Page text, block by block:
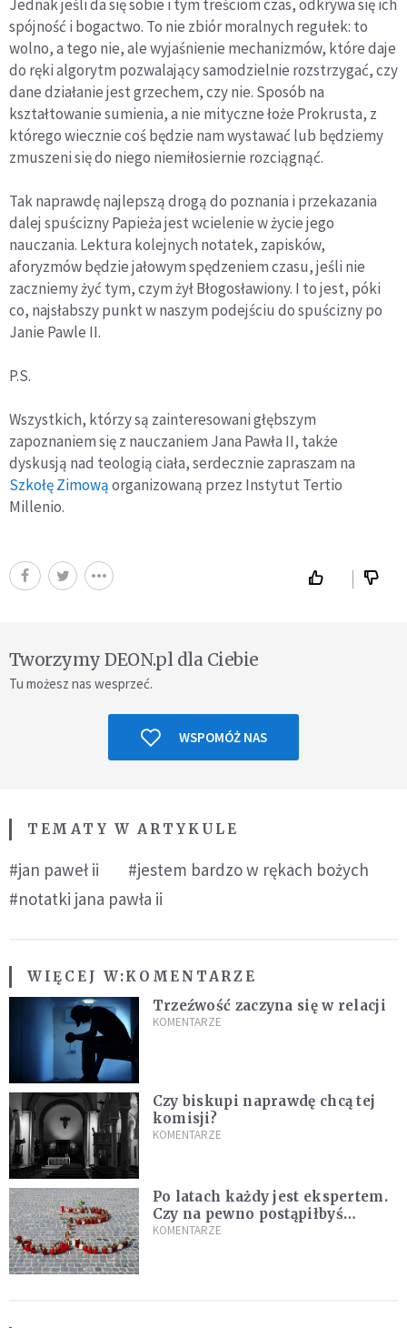
Jednak jeśli da się sobie i tym treściom czas, odkrywa się ich
spójność i bogactwo. To nie zbiór moralnych regułek: to
wolno, a tego nie, ale wyjaśnienie mechanizmów, które daje
do ręki algorytm pozwalający samodzielnie rozstrzygać, czy
dane działanie jest grzechem, czy nie. Sposób na
kształtowanie sumienia, a nie mityczne łoże Prokrusta, z
którego wiecznie coś będzie nam wystawać lub będziemy
zmuszeni się do niego niemiłosiernie rozciągnąć.
Tak naprawdę najlepszą drogą do poznania i przekazania
dalej spuścizny Papieża jest wcielenie w życie jego
nauczania. Lektura kolejnych notatek, zapisków,
aforyzmów będzie jałowym spędzeniem czasu, jeśli nie
zaczniemy żyć tym, czym żył Błogosławiony. I to jest, póki
co, najsłabszy punkt w naszym podejściu do spuścizny po
Janie Pawle II.
P.S.
Wszystkich, którzy są zainteresowani głębszym
zapoznaniem się z nauczaniem Jana Pawła II, także
dyskusją nad teologią ciała, serdecznie zapraszam na
Szkołę Zimowąorganizowaną przez Instytut Tertio
Millenio.
Tworzymy DEON.pl dla Ciebie
Tu możesz nas wesprzeć.
WSPOMÓŻ NAS
TEMATY W ARTYKULE
#jan paweł ii
#jestem bardzo w rękach bożych
#notatki jana pawła ii
WIĘCEJ W:KOMENTARZE
Trzeźwość zaczyna się w relacji
KOMENTARZE
Czy biskupi naprawdę chcą tej
komisji?
KOMENTARZE
Po latach każdy jest ekspertem.
Czy na pewno postąpiłbyś
inaczej?
KOMENTARZE